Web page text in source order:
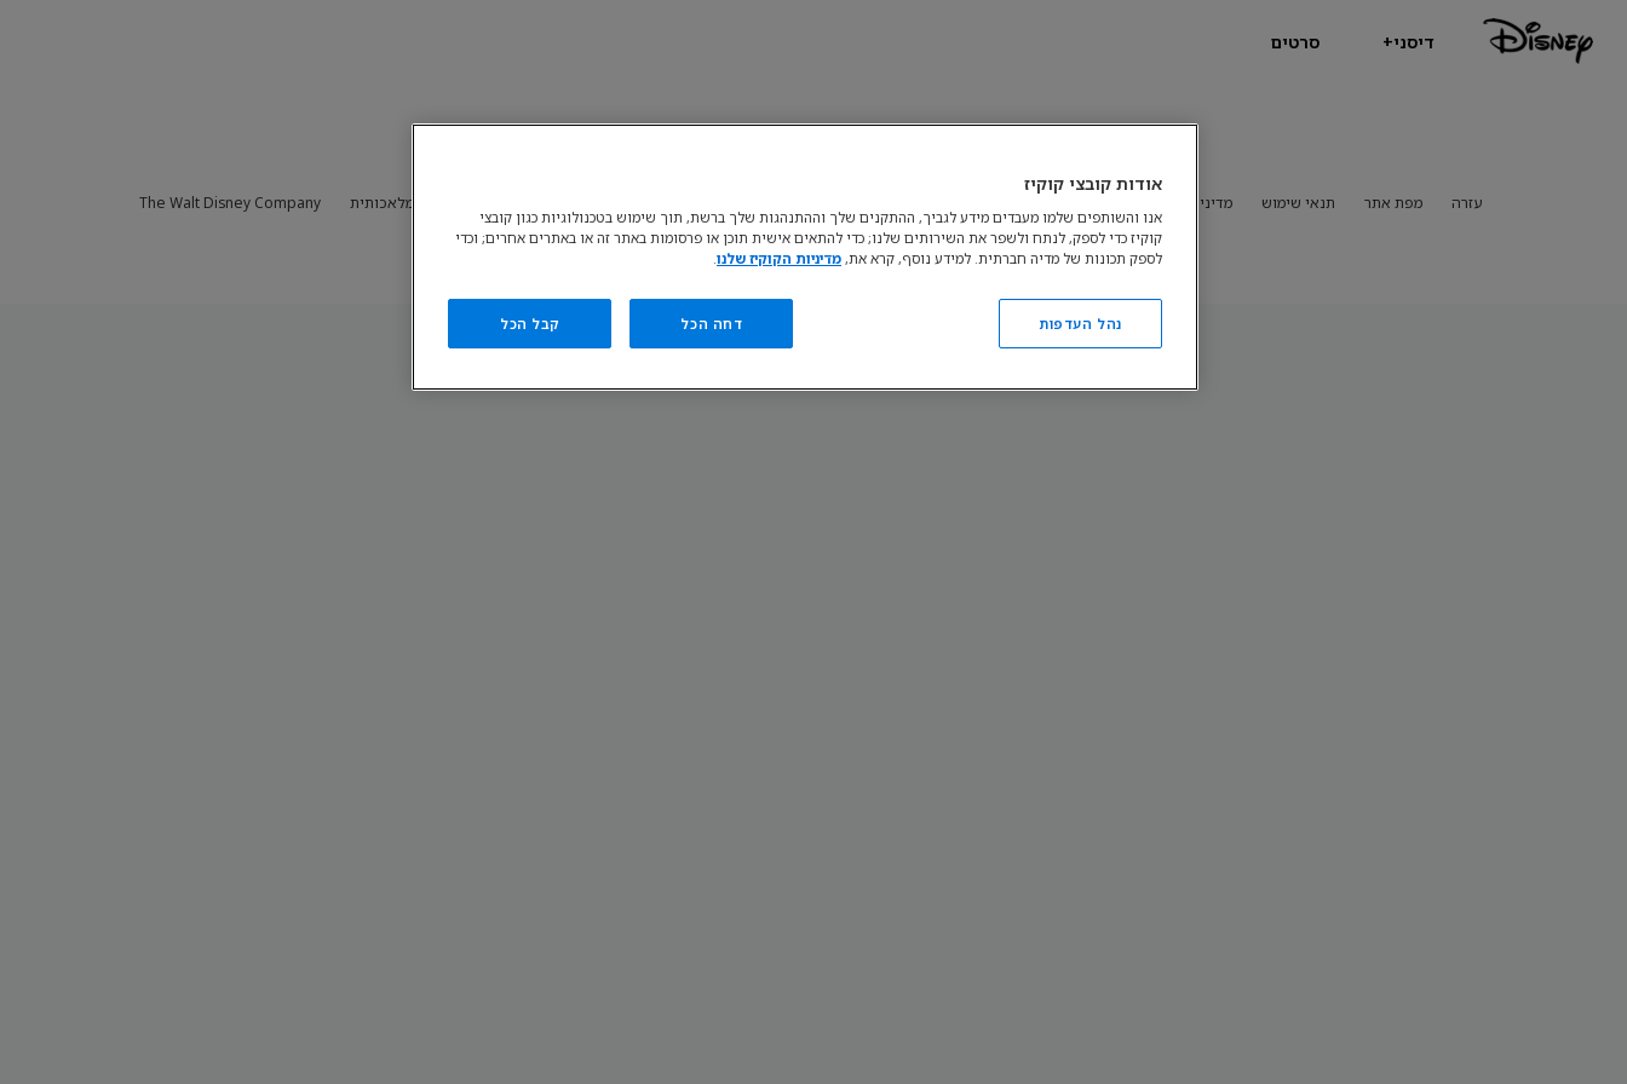
דיסני+ סרטים
עזרה מפת אתר תנאי שימוש מדיניות פרטיות התנגדות לשימוש הקשור בבינה מלאכותית The Walt Disney Company
© קבוצת דיסני. כל הזכויות שמורות.
אודות קובצי קוקיז
אנו והשותפים שלמו מעבדים מידע לגביך, ההתקנים שלך וההתנהגות שלך ברשת, תוך שימוש בטכנולוגיות כגון קובצי
קוקיז כדי לספק, לנתח ולשפר את השירותים שלנו; כדי להתאים אישית תוכן או פרסומות באתר זה או באתרים אחרים; וכדי
לספק תכונות של מדיה חברתית. למידע נוסף, קרא את, מדיניות הקוקיז שלנו.
נהל העדפות דחה הכל קבל הכל